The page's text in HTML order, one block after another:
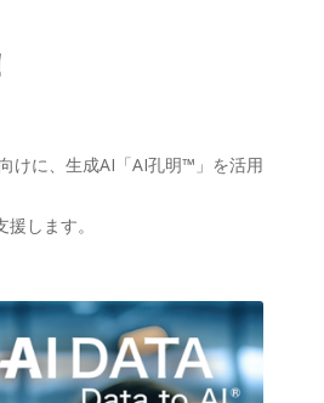
けに、生成AI「AI孔明™」を活用
します。